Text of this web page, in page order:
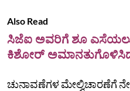
Also Read
ಸಿಜೆಐ ಅವರಿಗೆ ಶೂ
ಕಿಶೋರ್
ಚುನಾವಣೆಗಳ ಮೇಲ್ವಿಚಾರಣೆಗೆ